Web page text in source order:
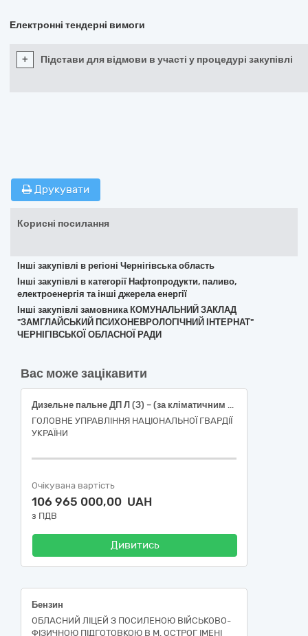
Електронні тендерні вимоги
+ Підстави для відмови в участі у процедурі закупівлі
Друкувати
Корисні посилання
Інші закупівлі в регіоні Чернігівська область
Інші закупівлі в категорії Нафтопродукти, паливо,
електроенергія та інші джерела енергії
Інші закупівлі замовника КОМУНАЛЬНИЙ ЗАКЛАД
"ЗАМГЛАЙСЬКИЙ ПСИХОНЕВРОЛОГІЧНИЙ ІНТЕРНАТ"
ЧЕРНІГІВСЬКОЇ ОБЛАСНОЇ РАДИ
Вас може зацікавити
Дизельне пальне ДП Л (З) – (за кліматичним використанням по сезону) Євро 5 - В0 в талонах
ГОЛОВНЕ УПРАВЛІННЯ НАЦІОНАЛЬНОЇ ГВАРДІЇ
УКРАЇНИ
Очікувана вартість
106 965 000,00 UAH
з ПДВ
Дивитись
Бензин
ОБЛАСНИЙ ЛІЦЕЙ З ПОСИЛЕНОЮ ВІЙСЬКОВО-
ФІЗИЧНОЮ ПІДГОТОВКОЮ В М. ОСТРОГ ІМЕНІ